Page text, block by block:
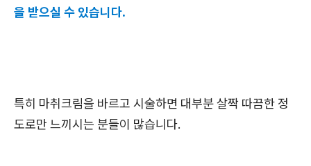
을 받으실 수 있습니다.
특히 마취크림을 바르고 시술하면 대부분 살짝 따끔한 정
도로만 느끼시는 분들이 많습니다.